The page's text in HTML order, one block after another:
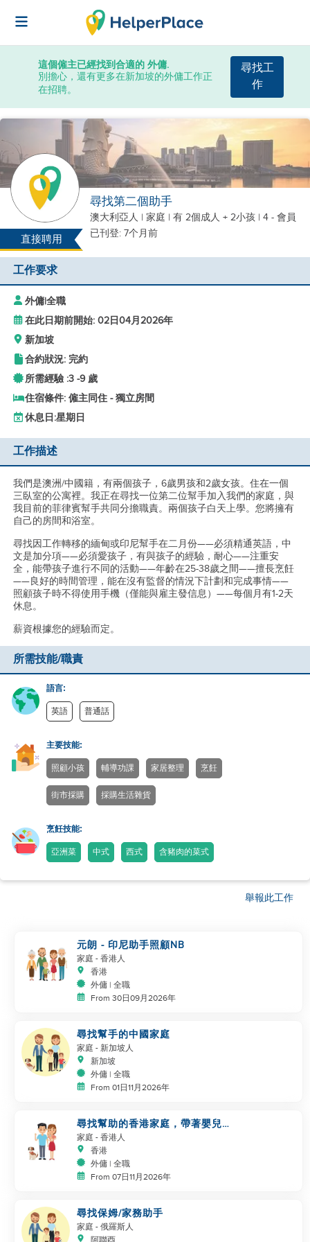
這個僱主已經找到合適的 外傭.
別擔心，還有更多在新加坡的外傭工作正
在招聘。
尋找工
作
直接聘用
尋找第二個助手
澳大利亞人 | 家庭 | 有 2個成人 + 2小孩 | 4 - 會員
已刊登: 7个月前
工作要求
外傭|全職
在此日期前開始: 02日04月2026年
新加坡
合約狀況: 完約
所需經驗 :3 -9 歲
住宿條件: 僱主同住 - 獨立房間
休息日:星期日
工作描述
我們是澳洲/中國籍，有兩個孩子，6歲男孩和2歲女孩。住在一個
三臥室的公寓裡。我正在尋找一位第二位幫手加入我們的家庭，與
我目前的菲律賓幫手共同分擔職責。兩個孩子白天上學。您將擁有
自己的房間和浴室。
尋找因工作轉移的緬甸或印尼幫手在二月份——必須精通英語，中
文是加分項——必須愛孩子，有與孩子的經驗，耐心——注重安
全，能帶孩子進行不同的活動——年齡在25-38歲之間——擅長烹飪
——良好的時間管理，能在沒有監督的情況下計劃和完成事情——
照顧孩子時不得使用手機（僅能與雇主發信息）——每個月有1-2天
休息。
薪資根據您的經驗而定。
所需技能/職責
語言:
英語 普通話
主要技能:
照顧小孩 輔導功課 家居整理 烹飪
街市採購 採購生活雜貨
烹飪技能:
亞洲菜 中式 西式 含豬肉的菜式
舉報此工作
元朗 - 印尼助手照顧NB
家庭 - 香港人
香港
外傭 | 全職
From 30日09月2026年
尋找幫手的中國家庭
家庭 - 新加坡人
新加坡
外傭 | 全職
From 01日11月2026年
尋找幫助的香港家庭，帶著嬰兒和
寵物
家庭 - 香港人
香港
外傭 | 全職
From 07日11月2026年
尋找保姆/家務助手
家庭 - 俄羅斯人